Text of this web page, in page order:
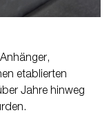
etablierten
Jahre hinweg